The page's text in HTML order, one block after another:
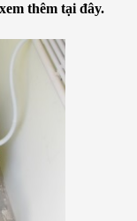
xem thêm tại đây.